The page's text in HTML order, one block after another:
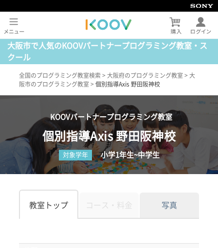
大阪市で人気のKOOVパートナープログラミング教室・ス
クール
全国のプログラミング教室検索 > 大阪府のプログラミング教室 > 大
阪市のプログラミング教室 > 個別指導Axis 野田阪神校
KOOVパートナープログラミング教室
個別指導Axis 野田阪神校
対象学年 小学1年生~中学生
教室トップ コース・料金 写真